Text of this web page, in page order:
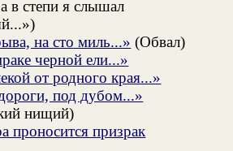
в степи я слышал
на сто миль...» (Обвал)
черной ели...»
от родного края...»
под дубом...»
нищий)
проносится призрак